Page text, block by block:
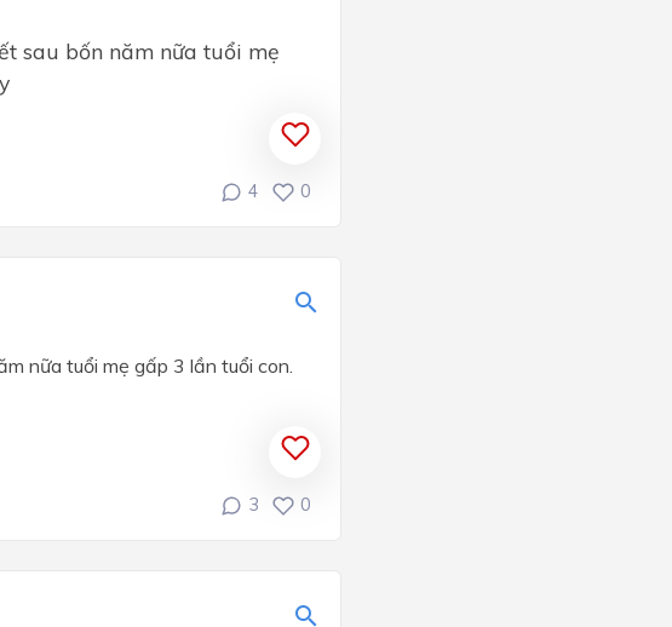
sau bốn năm nữa tuổi mẹ
4 0
nữa tuổi mẹ gấp 3 lần tuổi con.
3 0